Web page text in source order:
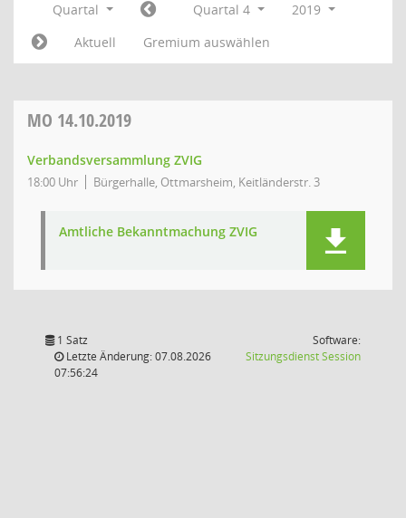
Quartal Quartal 4
2019
Aktuell
Gremium auswählen
MO 14.10.2019
Verbandsversammlung ZVIG
18:00 Uhr Bürgerhalle, Ottmarsheim, Keitländerstr. 3
Amtliche Bekanntmachung ZVIG
1 Satz
Letzte Änderung: 07.08.2026
07:56:24
Software:
SitzungsdienstSession(Wird in